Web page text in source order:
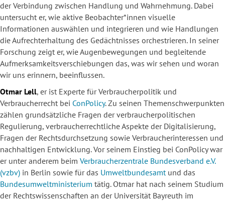
der Verbindung zwischen Handlung und Wahrnehmung. Dabei
untersucht er, wie aktive Beobachter*innen visuelle
Informationen auswählen und integrieren und wie Handlungen
die Aufrechterhaltung des Gedächtnisses orchestrieren. In seiner
Forschung zeigt er, wie Augenbewegungen und begleitende
Aufmerksamkeitsverschiebungen das, was wir sehen und woran
wir uns erinnern, beeinflussen.
Otmar Lell, er ist Experte für Verbraucherpolitik und
Verbraucherrecht bei ConPolicy. Zu seinen Themenschwerpunkten
zählen grundsätzliche Fragen der verbraucherpolitischen
Regulierung, verbraucherrechtliche Aspekte der Digitalisierung,
Fragen der Rechtsdurchsetzung sowie Verbraucherinteressen und
nachhaltigen Entwicklung. Vor seinem Einstieg bei ConPolicy war
er unter anderem beim Verbraucherzentrale Bundesverband e.V.
(vzbv) in Berlin sowie für das Umweltbundesamtund das
Bundesumweltministerium tätig. Otmar hat nach seinem Studium
der Rechtswissenschaften an der Universität Bayreuth im